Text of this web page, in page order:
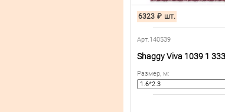
6323 ₽ шт.
Арт.140539
Shaggy Viva 1039 1
Размер, м: